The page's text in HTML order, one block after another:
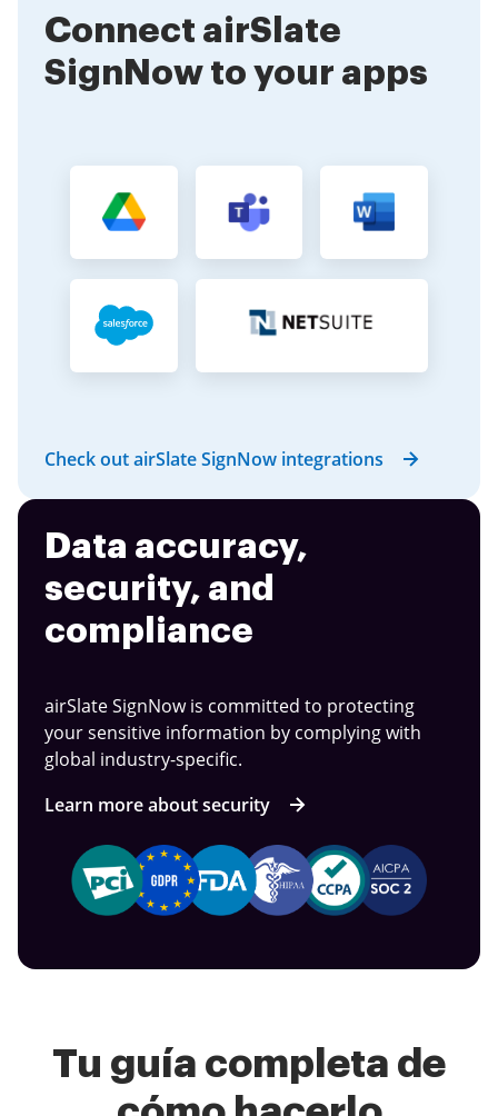
Connect airSlate
SignNow to your apps
Check out airSlate SignNow integrations
Data accuracy,
security, and
compliance
airSlate SignNow is committed to protecting
your sensitive information by complying with
global industry-specific.
Learn more about security
Tu guía completa de